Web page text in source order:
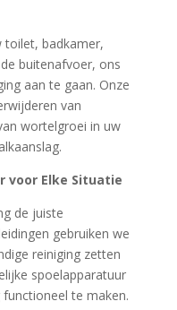
toilet, badkamer,
buitenafvoer, ons
aan te gaan. Onze
van
wortelgroei in uw
voor Elke Situatie
de juiste
gebruiken we
reiniging zetten
spoelapparatuur
te maken.